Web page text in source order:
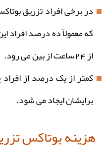
در برخی افراد تزریق
که معمولاً ده درصد افراد
از 24ساعت از بین می رود.
کمتر از یک درصد از
برایشان ایجاد می شود.
هزینه بوتاکس